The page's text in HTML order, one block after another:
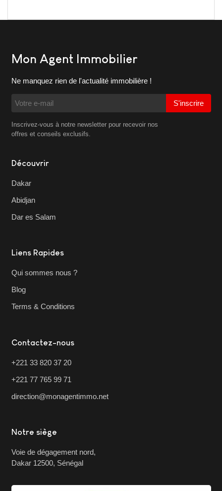
Mon Agent Immobilier
Ne manquez rien de l'actualité immobilière !
S'inscrire
Inscrivez-vous à notre newsletter pour recevoir nos
offres et conseils exclusifs.
Découvrir
Dakar
Abidjan
Dar es Salam
Liens Rapides
Qui sommes nous ?
Blog
Terms & Conditions
Contactez-nous
+221 33 820 37 20
+221 77 765 99 71
direction@monagentimmo.net
Notre siège
Voie de dégagement nord,
Dakar 12500, Sénégal